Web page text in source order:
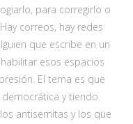
para corregirlo o
correos, hay redes
que escribe en un
esos espacios
El tema es que
y tiendo
antisemitas y los que